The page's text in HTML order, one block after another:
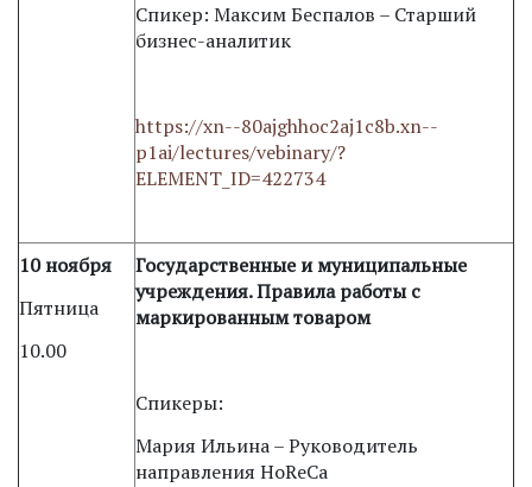
Спикер: Максим Беспалов – Cтарший
бизнес-аналитик
https://xn--80ajghhoc2aj1c8b.xn--
p1ai/lectures/vebinary/?
ELEMENT_ID=422734
10 ноября
Пятница
10.00
Государственные и муниципальные
учреждения. Правила работы с
маркированным товаром
Спикеры:
Мария Ильина – Руководитель
направления HoReCa